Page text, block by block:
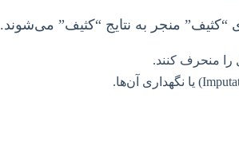
“کثیف” منجر به نتایج “کثیف” می‌شوند.
را منحرف کنند.